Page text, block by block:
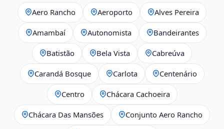
Aero Rancho Aeroporto Alves Pereira
Amambaí Autonomista Bandeirantes
Batistão Bela Vista Cabreúva
Carandá Bosque Carlota Centenário
Centro Chácara Cachoeira
Chácara Das Mansões Conjunto Aero Rancho